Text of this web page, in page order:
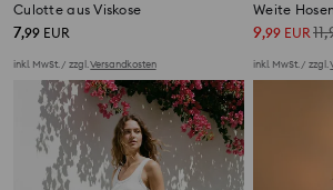
Culotte aus Viskose
7,99 EUR
inkl. MwSt. / zzgl.Versandkosten
Weite
9,99 EUR
inkl. MwSt. / zzgl.